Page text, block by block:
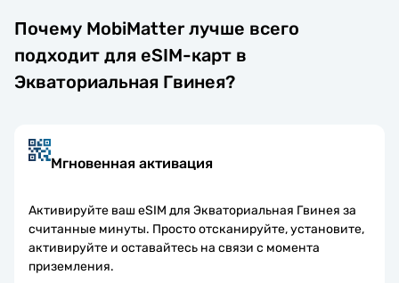
Почему MobiMatter лучше всего
подходит для eSIM-карт в
Экваториальная Гвинея?
Мгновенная активация
Активируйте ваш eSIM для Экваториальная Гвинея за
считанные минуты. Просто отсканируйте, установите,
активируйте и оставайтесь на связи с момента
приземления.